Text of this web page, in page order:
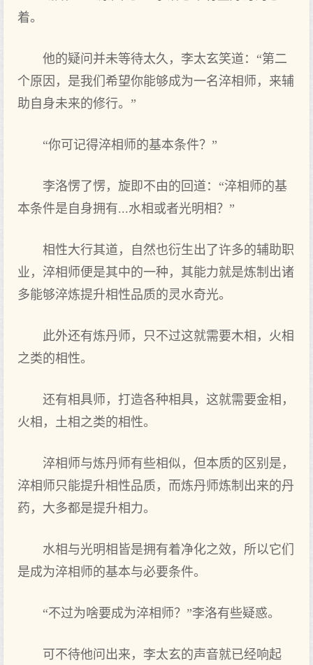
着。
他的疑问并未等待太久，李太玄笑道：“第二
个原因，是我们希望你能够成为一名淬相师，来辅
助自身未来的修行。”
“你可记得淬相师的基本条件？”
李洛愣了愣，旋即不由的回道：“淬相师的基
本条件是自身拥有...水相或者光明相？”
相性大行其道，自然也衍生出了许多的辅助职
业，淬相师便是其中的一种，其能力就是炼制出诸
多能够淬炼提升相性品质的灵水奇光。
此外还有炼丹师，只不过这就需要木相，火相
之类的相性。
还有相具师，打造各种相具，这就需要金相，
火相，土相之类的相性。
淬相师与炼丹师有些相似，但本质的区别是，
淬相师只能提升相性品质，而炼丹师炼制出来的丹
药，大多都是提升相力。
水相与光明相皆是拥有着净化之效，所以它们
是成为淬相师的基本与必要条件。
“不过为啥要成为淬相师？”李洛有些疑惑。
可不待他问出来，李太玄的声音就已经响起